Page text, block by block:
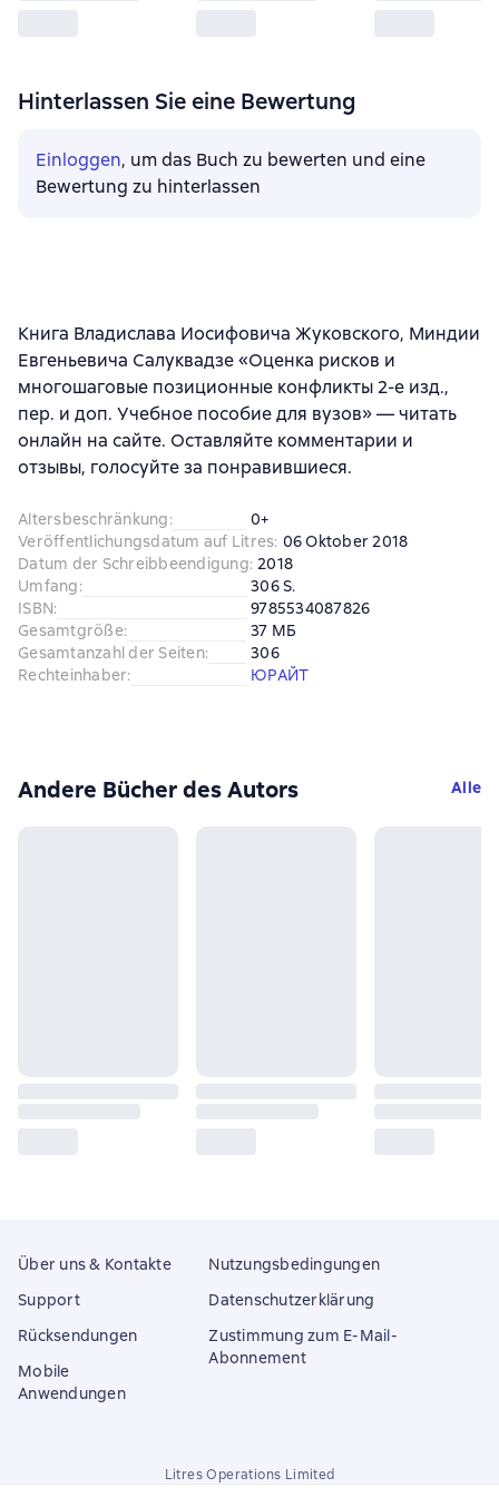
Hinterlassen Sie eine Bewertung
Einloggen, um das Buch zu bewerten und eine
Bewertung zu hinterlassen
Книга Владислава Иосифовича Жуковского, Миндии
Евгеньевича Салуквадзе «Оценка рисков и
многошаговые позиционные конфликты 2-е изд.,
пер. и доп. Учебное пособие для вузов» — читать
онлайн на сайте. Оставляйте комментарии и
отзывы, голосуйте за понравившиеся.
Altersbeschränkung:
0+
Veröffentlichungsdatum auf Litres: 06 Oktober 2018
Datum der Schreibbeendigung: 2018
Umfang:
306 S.
ISBN:
9785534087826
Gesamtgröße:
37 МБ
Gesamtanzahl der Seiten:
306
Rechteinhaber: ЮРАЙТ
Andere Bücher des Autors Alle
Über uns & Kontakte
Support
Rücksendungen
Mobile
Anwendungen
Nutzungsbedingungen
Datenschutzerklärung
Zustimmung zum E-Mail-
Abonnement
Litres Operations Limited